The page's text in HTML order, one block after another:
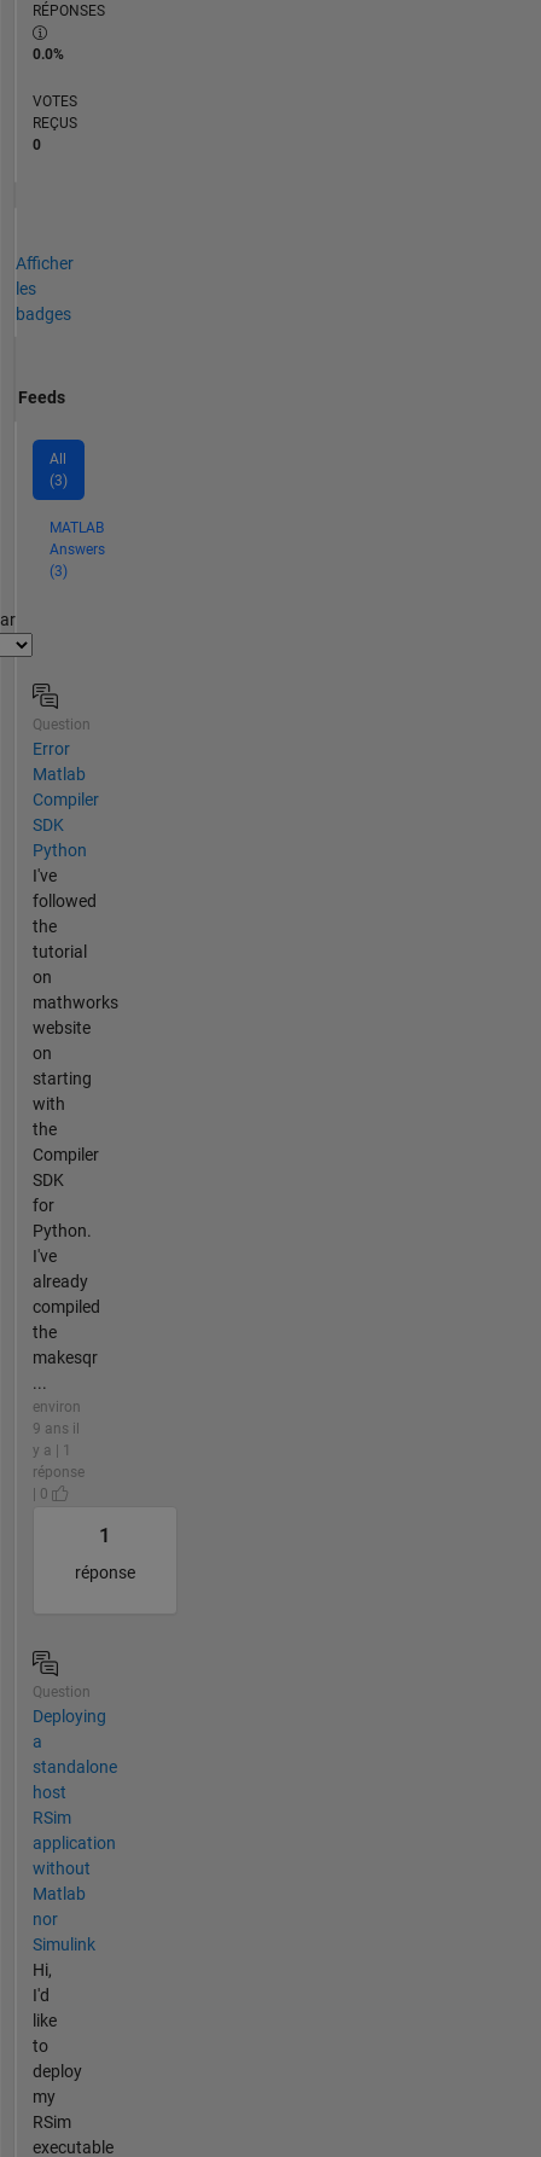
RÉPONSES
0.0%
VOTES
REÇUS
0
Afficher
les
badges
Feeds
All
(3)
MATLAB
Answers
(3)
Question
Error
Matlab
Compiler
SDK
Python
I've
followed
the
tutorial
on
mathworks
website
on
starting
with
the
Compiler
SDK
for
Python.
I've
already
compiled
the
makesqr
...
environ
9 ans il
y a | 1
réponse
| 0
1
réponse
Question
Deploying
a
standalone
host
RSim
application
without
Matlab
nor
Simulink
Hi,
I'd
like
to
deploy
my
RSim
executable